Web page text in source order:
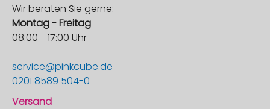
Wir beraten Sie gerne:
Montag - Freitag
08:00 - 17:00 Uhr
service@pinkcube.de
0201 8589 504-0
Versand